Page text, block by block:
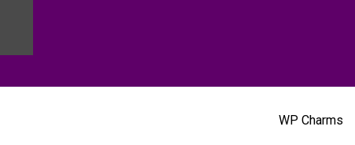
WP Charms